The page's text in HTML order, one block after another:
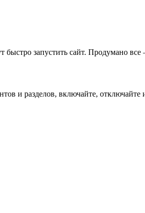
запустить сайт. Продумано
и разделов, включайте, отключайте